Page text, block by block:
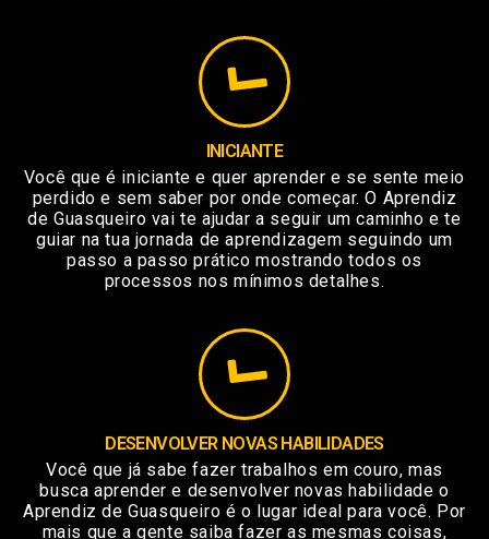
INICIANTE
Você que é iniciante e quer aprender e se sente meio
perdido e sem saber por onde começar. O Aprendiz
de Guasqueiro vai te ajudar a seguir um caminho e te
guiar na tua jornada de aprendizagem seguindo um
passo a passo prático mostrando todos os
processos nos mínimos detalhes.
DESENVOLVER NOVAS HABILIDADES
Você que já sabe fazer trabalhos em couro, mas
busca aprender e desenvolver novas habilidade o
Aprendiz de Guasqueiro é o lugar ideal para você. Por
mais que a gente saiba fazer as mesmas coisas,